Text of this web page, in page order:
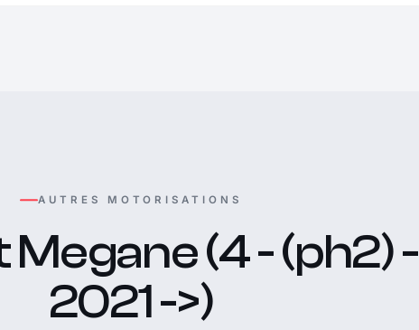
AUTRES MOTORISATIONS
Megane (4 - (ph2) -
2021 ->)